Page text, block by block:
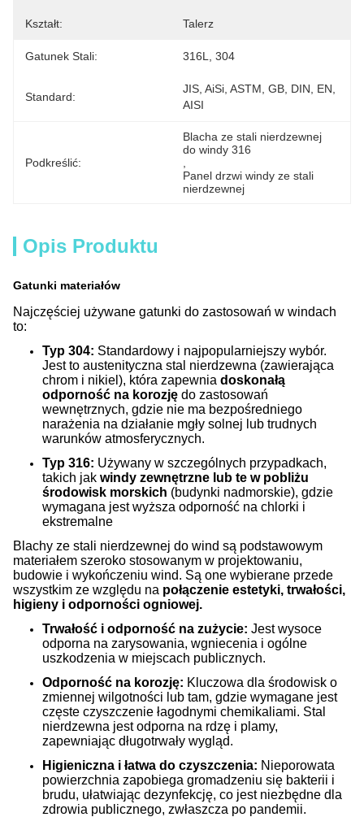
Kształt: Talerz
Gatunek Stali: 316L, 304
Standard:
JIS, AiSi, ASTM, GB, DIN, EN,
AISI
Podkreślić:
Blacha ze stali nierdzewnej
do windy 316
Panel drzwi windy ze stali
nierdzewnej
Opis Produktu
Gatunki materiałów
Najczęściej używane gatunki do zastosowań w windach
to:
Typ 304: Standardowy i najpopularniejszy wybór.
Jest to austenityczna stal nierdzewna (zawierająca
chrom i nikiel), która zapewnia doskonałą
odporność na korozję do zastosowań
wewnętrznych, gdzie nie ma bezpośredniego
narażenia na działanie mgły solnej lub trudnych
warunków atmosferycznych.
Typ 316: Używany w szczególnych przypadkach,
takich jak windy zewnętrzne lub te w pobliżu
środowisk morskich (budynki nadmorskie), gdzie
wymagana jest wyższa odporność na chlorki i
ekstremalne
Blachy ze stali nierdzewnej do wind są podstawowym
materiałem szeroko stosowanym w projektowaniu,
budowie i wykończeniu wind. Są one wybierane przede
wszystkim ze względu na połączenie estetyki, trwałości,
higieny i odporności ogniowej.
Trwałość i odporność na zużycie: Jest wysoce
odporna na zarysowania, wgniecenia i ogólne
uszkodzenia w miejscach publicznych.
Odporność na korozję: Kluczowa dla środowisk o
zmiennej wilgotności lub tam, gdzie wymagane jest
częste czyszczenie łagodnymi chemikaliami. Stal
nierdzewna jest odporna na rdzę i plamy,
zapewniając długotrwały wygląd.
Higieniczna i łatwa do czyszczenia: Nieporowata
powierzchnia zapobiega gromadzeniu się bakterii i
brudu, ułatwiając dezynfekcję, co jest niezbędne dla
zdrowia publicznego, zwłaszcza po pandemii.